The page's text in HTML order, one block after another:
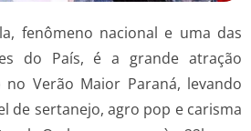
fenômeno nacional e uma das
do País, é a grande atração
no Verão Maior Paraná, levando
de sertanejo, agro pop e carisma